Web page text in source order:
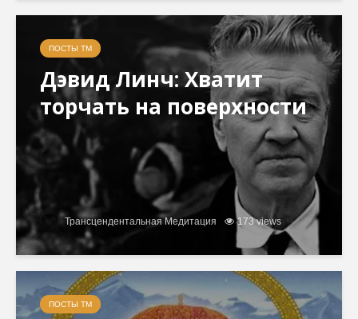
ПОСТЫ ТМ
Дэвид Линч: Хватит
торчать на поверхности
Трансцендентальная Медитация 173 views
ПОСТЫ ТМ